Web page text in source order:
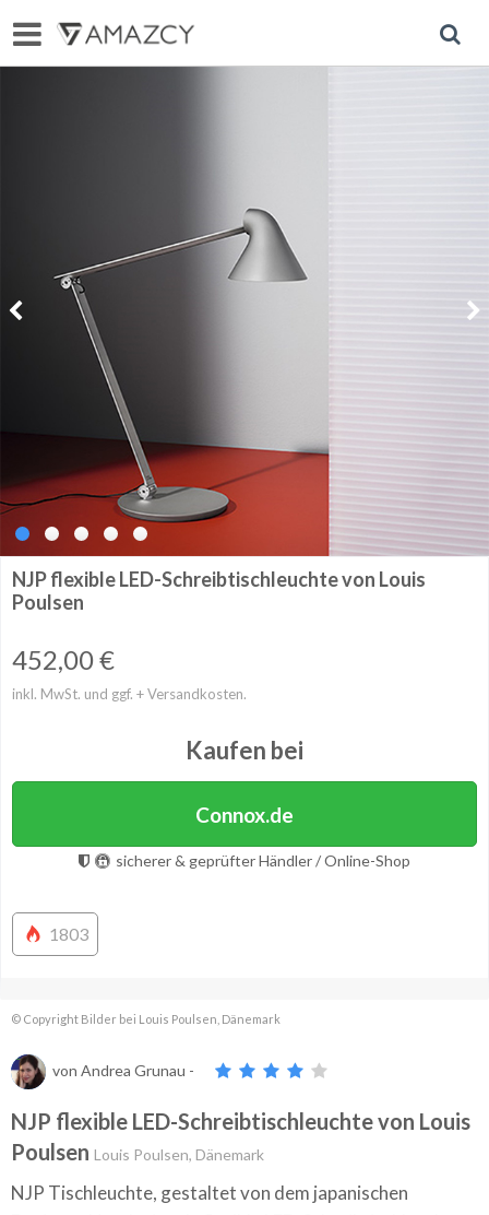
NJP flexible LED-Schreibtischleuchte von Louis
Poulsen
452,00€
inkl. MwSt. und ggf. + Versandkosten.
Kaufen bei
Connox.de
sicherer & geprüfter Händler / Online-Shop
1803
© Copyright Bilder bei Louis Poulsen, Dänemark
von Andrea Grunau -
NJP flexible LED-Schreibtischleuchte von Louis
Poulsen Louis Poulsen, Dänemark
NJP Tischleuchte, gestaltet von dem japanischen